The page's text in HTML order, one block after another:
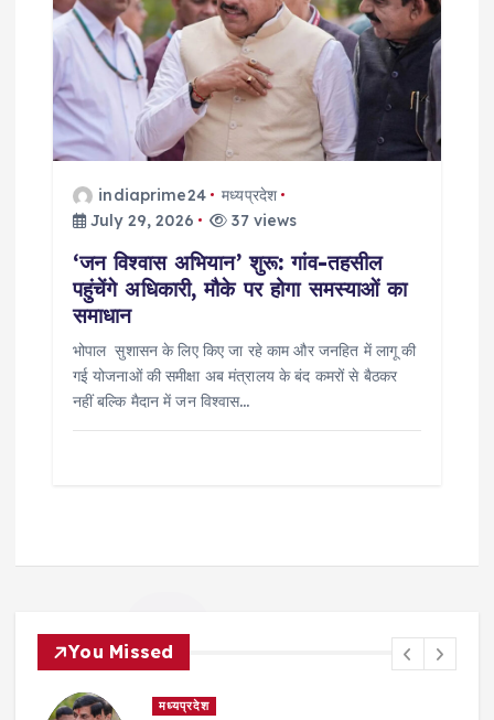
indiaprime24
मध्यप्रदेश
July 29, 2026
37 views
‘जन विश्वास अभियान’ शुरू: गांव-तहसील
पहुंचेंगे अधिकारी, मौके पर होगा समस्याओं का
समाधान
भोपाल सुशासन के लिए किए जा रहे काम और जनहित में लागू की
गई योजनाओं की समीक्षा अब मंत्रालय के बंद कमरों से बैठकर
नहीं बल्कि मैदान में जन विश्वास…
You Missed
मध्यप्रदेश